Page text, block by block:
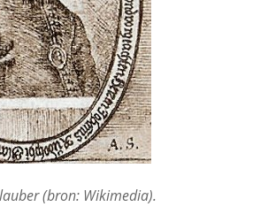
(bron: Wikimedia).